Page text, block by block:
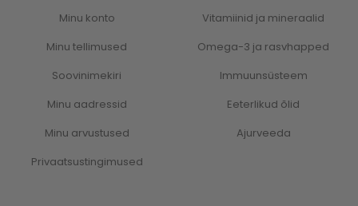
Minu konto
Minu tellimused
Soovinimekiri
Minu aadressid
Minu arvustused
Privaatsustingimused
Vitamiinid ja mineraalid
Omega-3 ja rasvhapped
Immuunsüsteem
Eeterlikud õlid
Ajurveeda